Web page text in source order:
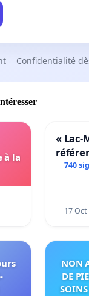
Confidentialité
à la
« Lac-
740
17 Oct
NON
DE